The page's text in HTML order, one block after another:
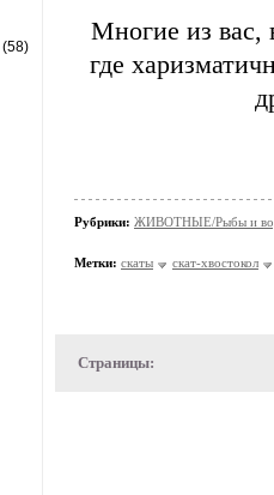
(58)
Многие из вас,
где
Рубрики: ЖИВОТНЫЕ/Рыбы и
Метки: скаты скат-хвостокол
Страницы: